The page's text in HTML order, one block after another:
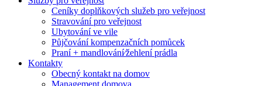
Ceníky doplňkových služeb pro veřejnost
Stravování pro veřejnost
Ubytování ve vile
Půjčování kompenzačních pomůcek
Praní + mandlování⁄žehlení prádla
Kontakty
Obecný kontakt na domov
Management domova